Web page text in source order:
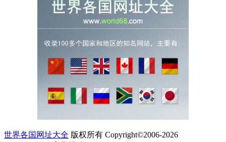
世界各国网址大全 版权所有 Copyright©2006-2026